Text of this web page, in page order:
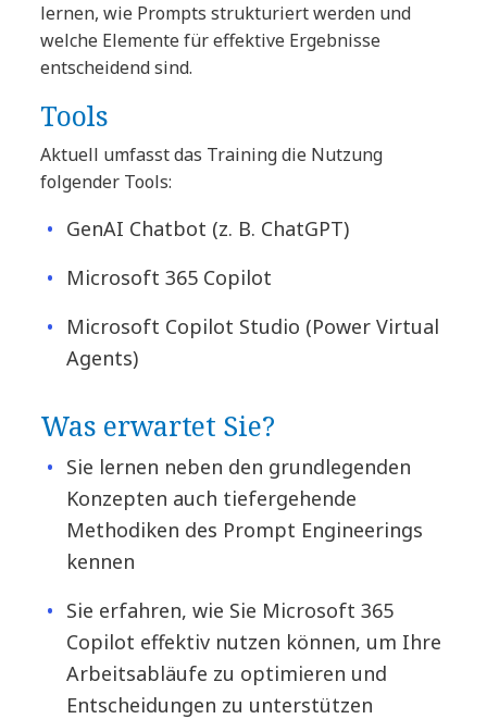
lernen, wie Prompts strukturiert werden und
welche Elemente für effektive Ergebnisse
entscheidend sind.
Tools
Aktuell umfasst das Training die Nutzung
folgender Tools:
GenAI Chatbot (z. B. ChatGPT)
Microsoft 365 Copilot
Microsoft Copilot Studio (Power Virtual
Agents)
Was erwartet Sie?
Sie lernen neben den grundlegenden
Konzepten auch tiefergehende
Methodiken des Prompt Engineerings
kennen
Sie erfahren, wie Sie Microsoft 365
Copilot effektiv nutzen können, um Ihre
Arbeitsabläufe zu optimieren und
Entscheidungen zu unterstützen